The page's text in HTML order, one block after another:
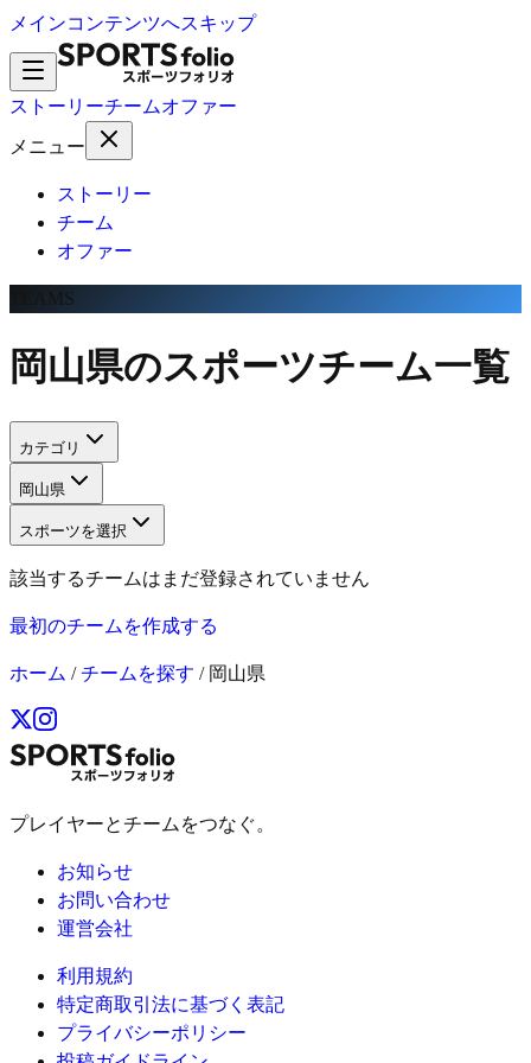
メインコンテンツへスキップ
ストーリーチームオファー
メニュー
ストーリー
チーム
オファー
TEAMS
岡山県のスポーツチーム一覧
カテゴリ
岡山県
スポーツを選択
該当するチームはまだ登録されていません
最初のチームを作成する
ホーム /チームを探す / 岡山県
プレイヤーとチームをつなぐ。
お知らせ
お問い合わせ
運営会社
利用規約
特定商取引法に基づく表記
プライバシーポリシー